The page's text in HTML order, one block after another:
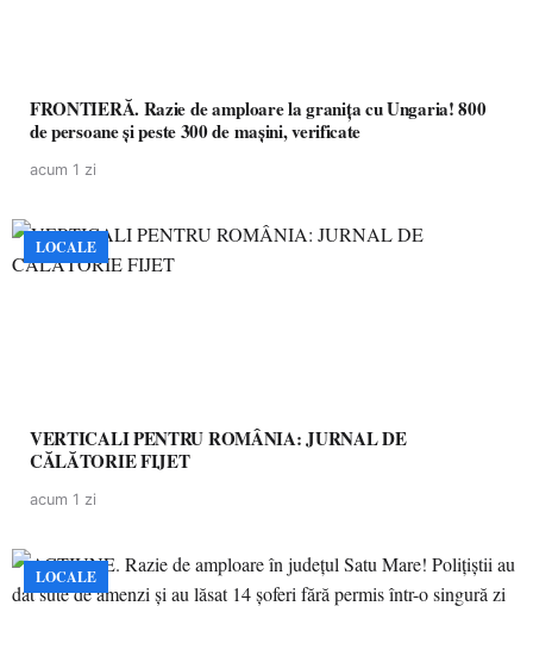
FRONTIERĂ. Razie de amploare la granița cu Ungaria! 800
de persoane și peste 300 de mașini, verificate
acum 1 zi
LOCALE
VERTICALI PENTRU ROMÂNIA: JURNAL DE
CĂLĂTORIE FIJET
acum 1 zi
LOCALE